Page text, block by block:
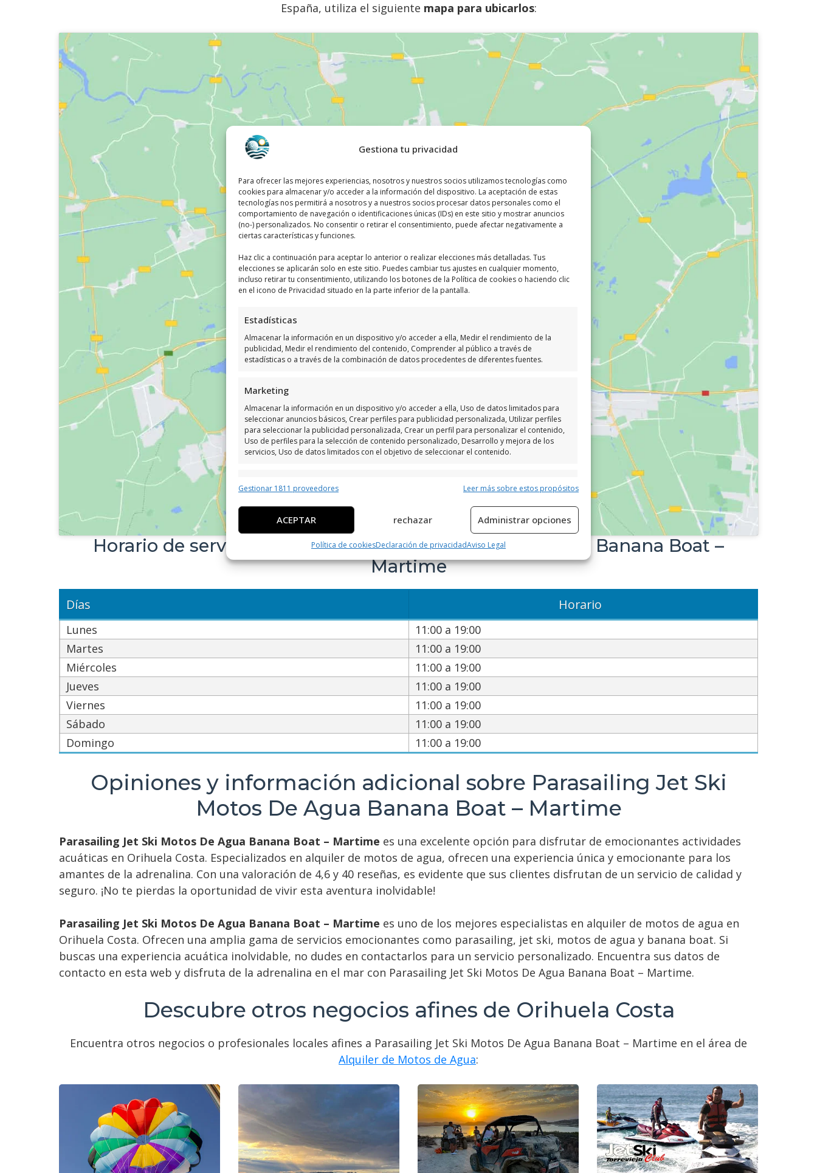
Gestiona tu privacidad
Para ofrecer las mejores experiencias, nosotros y nuestros socios utilizamos tecnologías como
cookies para almacenar y/o acceder a la información del dispositivo. La aceptación de estas
tecnologías nos permitirá a nosotros y a nuestros socios procesar datos personales como el
comportamiento de navegación o identificaciones únicas (IDs) en este sitio y mostrar anuncios
(no-) personalizados. No consentir o retirar el consentimiento, puede afectar negativamente a
ciertas características y funciones.
Haz clic a continuación para aceptar lo anterior o realizar elecciones más detalladas. Tus
elecciones se aplicarán solo en este sitio. Puedes cambiar tus ajustes en cualquier momento,
incluso retirar tu consentimiento, utilizando los botones de la Política de cookies o haciendo clic
en el icono de Privacidad situado en la parte inferior de la pantalla.
Estadísticas
Almacenar la información en un dispositivo y/o acceder a ella, Medir el rendimiento de la
publicidad, Medir el rendimiento del contenido, Comprender al público a través de
estadísticas o a través de la combinación de datos procedentes de diferentes fuentes.
Marketing
Almacenar la información en un dispositivo y/o acceder a ella, Uso de datos limitados para
seleccionar anuncios básicos, Crear perfiles para publicidad personalizada, Utilizar perfiles
para seleccionar la publicidad personalizada, Crear un perfil para personalizar el contenido,
Uso de perfiles para la selección de contenido personalizado, Desarrollo y mejora de los
servicios, Uso de datos limitados con el objetivo de seleccionar el contenido.
Vincular diferentes dispositivos, Identificación de dispositivos en función de la
información transmitida de forma automática.
Utilizar datos de localización geográfica precisa, Identificar los
dispositivos en función de la información solicitada activamente.
comunicar las preferencias de privacidad.
Siempre activo
Gestionar 1811 proveedores Leer más sobre estos propósitos
ACEPTAR rechazar Administrar opciones
Política de cookiesDeclaración de privacidadAviso Legal
España, utiliza el siguiente mapa para ubicarlos:
Haz clic para aceptar márketing cookies y
habilitar este contenido
Horario de servicio de Parasailing Jet Ski Motos De Agua Banana Boat –
Martime
Días Horario
Lunes
11:00 a 19:00
Martes
11:00 a 19:00
Miércoles
11:00 a 19:00
Jueves
11:00 a 19:00
Viernes
11:00 a 19:00
Sábado
11:00 a 19:00
Domingo
11:00 a 19:00
Opiniones y información adicional sobre Parasailing Jet Ski
Motos De Agua Banana Boat – Martime
Parasailing Jet Ski Motos De Agua Banana Boat – Martime es una excelente opción para disfrutar de emocionantes actividades
acuáticas en Orihuela Costa. Especializados en alquiler de motos de agua, ofrecen una experiencia única y emocionante para los
amantes de la adrenalina. Con una valoración de 4,6 y 40 reseñas, es evidente que sus clientes disfrutan de un servicio de calidad y
seguro. ¡No te pierdas la oportunidad de vivir esta aventura inolvidable!
Parasailing Jet Ski Motos De Agua Banana Boat – Martime es uno de los mejores especialistas en alquiler de motos de agua en
Orihuela Costa. Ofrecen una amplia gama de servicios emocionantes como parasailing, jet ski, motos de agua y banana boat. Si
buscas una experiencia acuática inolvidable, no dudes en contactarlos para un servicio personalizado. Encuentra sus datos de
contacto en esta web y disfruta de la adrenalina en el mar con Parasailing Jet Ski Motos De Agua Banana Boat – Martime.
Descubre otros negocios afines de Orihuela Costa
Encuentra otros negocios o profesionales locales afines a Parasailing Jet Ski Motos De Agua Banana Boat – Martime en el área de
Alquiler de Motos de Agua: